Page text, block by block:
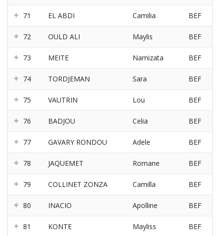
71 EL ABDI Camilia BEF
72 OULD ALI Maylis BEF
73 MEITE Namizata BEF
74 TORDJEMAN Sara BEF
75 VAUTRIN Lou BEF
76 BADJOU Celia BEF
77 GAVARY RONDOU Adele BEF
78 JAQUEMET Romane BEF
79 COLLINET ZONZA Camilla BEF
80 INACIO Apolline BEF
81 KONTE Mayliss BEF